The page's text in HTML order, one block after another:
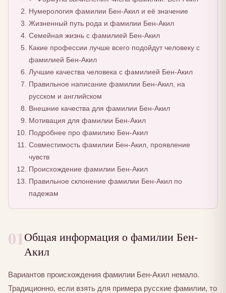
Нумерология фамилии Бен-Акил и её значение
Жизненный путь рода и фамилии Бен-Акил
Семейная жизнь с фамилией Бен-Акил
Какие профессии лучше всего подойдут человеку с
фамилией Бен-Акил
Лучшие качества человека с фамилией Бен-Акил
Правильное написание фамилии Бен-Акил, на
русском и английском
Внешние качества для фамилии Бен-Акил
Мотивация для фамилии Бен-Акил
Подробнее про фамилию Бен-Акил
Совместимость фамилии Бен-Акил, проявление
чувств
Происхождение фамилии Бен-Акил
Правильное склонение фамилии Бен-Акил по
падежам
01Общая информация о фамилии Бен-
Акил
Вариантов происхождения фамилии Бен-Акил немало.
Традиционно, если взять для примера русские фамилии, то